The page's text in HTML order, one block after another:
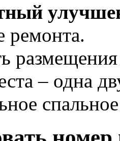
ремонта.
– одна